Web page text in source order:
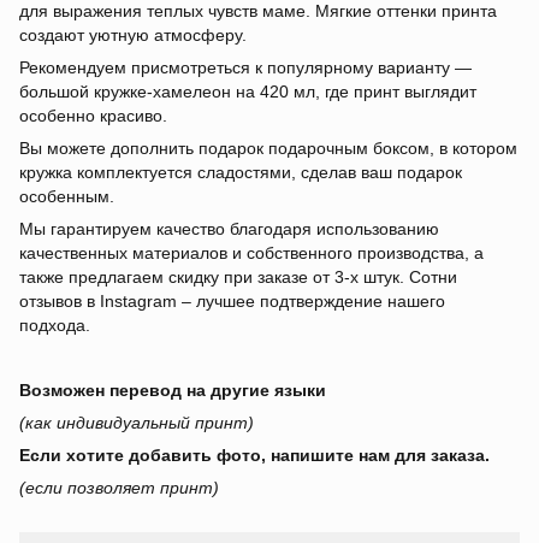
для выражения теплых чувств маме. Мягкие оттенки принта
создают уютную атмосферу.
Рекомендуем присмотреться к популярному варианту —
большой кружке-хамелеон на 420 мл, где принт выглядит
особенно красиво.
Вы можете дополнить подарок подарочным боксом, в котором
кружка комплектуется сладостями, сделав ваш подарок
особенным.
Мы гарантируем качество благодаря использованию
качественных материалов и собственного производства, а
также предлагаем скидку при заказе от 3-х штук. Сотни
отзывов в Instagram – лучшее подтверждение нашего
подхода.
Возможен перевод на другие языки
(как индивидуальный принт)
Если хотите добавить фото, напишите нам для заказа.
(если позволяет принт)